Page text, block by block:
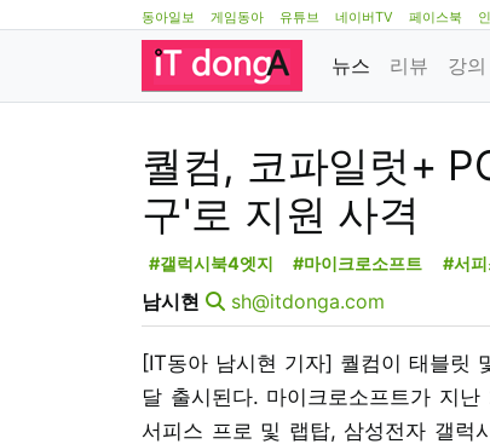
동아일보 게임동아 유튜브 네이버TV 페이스북
뉴스 리뷰 강의
퀄컴, 코파일럿+
구'로 지원 사격
#갤럭시북4엣지 #마이크로소프트 #서
남시현 sh@itdonga.com
[IT동아 남시현 기자] 퀄컴이 태블릿
달 출시된다. 마이크로소프트가 지
서피스 프로 및 랩탑, 삼성전자 갤럭